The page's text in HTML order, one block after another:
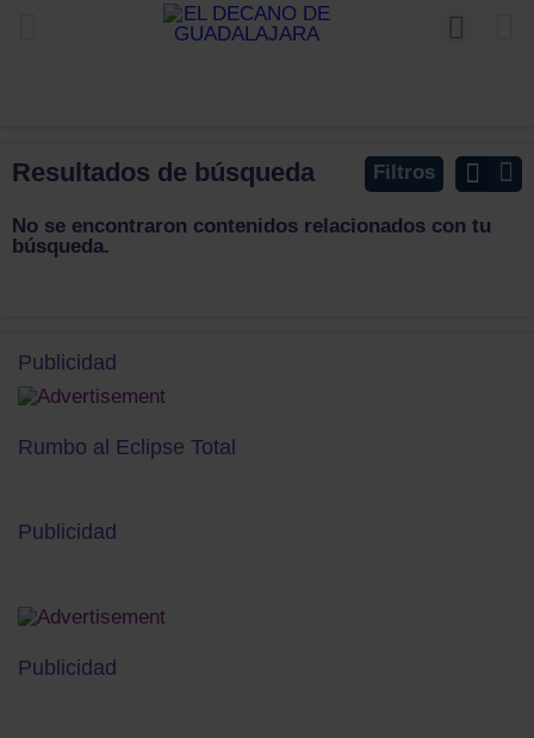
Filtros
Resultados de búsqueda
No se encontraron contenidos relacionados con tu
búsqueda.
Publicidad
Rumbo al Eclipse Total
Publicidad
Publicidad